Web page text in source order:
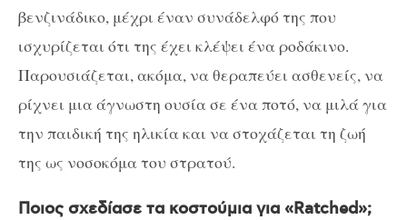
βενζινάδικο, μέχρι έναν συνάδελφό της που
ισχυρίζεται ότι της έχει κλέψει ένα ροδάκινο.
Παρουσιάζεται, ακόμα, να θεραπεύει ασθενείς, να
ρίχνει μια άγνωστη ουσία σε ένα ποτό, να μιλά για
την παιδική της ηλικία και να στοχάζεται τη ζωή
της ως νοσοκόμα του στρατού.
Ποιος σχεδίασε τα κοστούμια για «Ratched»;